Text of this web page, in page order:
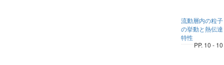
流動層内の粒子
の挙動と熱伝達
特性
PP. 10 - 10